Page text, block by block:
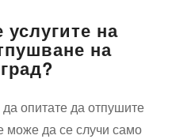
услугите на
на
опитате да отпушите
може да се случи само